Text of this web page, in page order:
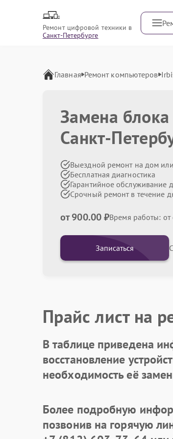
Ремонт цифровой техники в
Санкт-Петербурге
Главная Ремонт компьютеров
Замена
Санкт-
Выездной ремонт на дом
Бесплатная диагностика
Гарантийное обслуживание
Срочный ремонт в течение
от 900.00 ₽Время работы: от
Записаться
Прайс лист на
В таблице приведена
восстановление
необходимость её
Более подробную
позвонив на горячую